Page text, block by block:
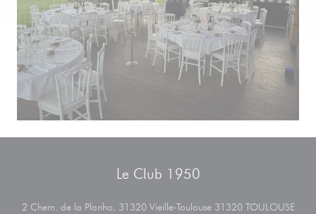
Le Club 1950
2 Chem. de la Planho, 31320 Vieille-Toulouse 31320 TOULOUSE((新